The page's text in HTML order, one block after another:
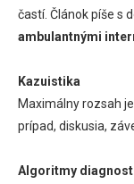
častí. Článok píše s
ambulantnými
Kazuistika
Maximálny rozsah je
prípad, diskusia,
Algoritmy